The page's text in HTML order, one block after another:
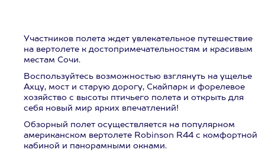
Участников полета ждет увлекательное путешествие
на вертолете к достопримечательностям и красивым
местам Сочи.
Воспользуйтесь возможностью взглянуть на ущелье
Ахцу, мост и старую дорогу, Скайпарк и форелевое
хозяйство с высоты птичьего полета и открыть для
себя новый мир ярких впечатлений!
Обзорный полет осуществляется на популярном
американском вертолете Robinson R44 с комфортной
кабиной и панорамными окнами.